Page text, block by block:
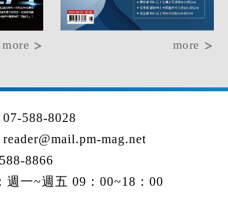
more more
588-8028
reader@mail.pm-mag.net
8866
週一~週五 09：00~18：00